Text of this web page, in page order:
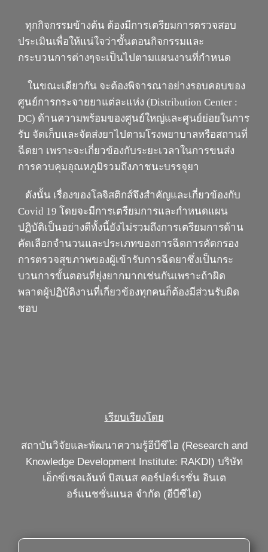
ทุกกิจกรรมข้างต้น ต้องมีการเตรียมการตรวจสอบ
ประเมินเพื่อให้แน่ใจว่าขั้นตอนกิจกรรมและ
กระบวนการต่างๆจะเป็นไปตามแผนงานที่กำหนด
ในขณะเดียวกัน จะต้องพิจารณาอย่างรอบคอบของ
ศูนย์การกระจายยาแต่ละแห่ง (Distribution Center :
DC) ด้านความพร้อมของศูนย์ใหญ่และศูนย์ย่อยในการ
รับ จัดเก็บและจัดส่งยาไปตามโรงพยาบาลหรือสถานที่
ฉีดยา เพราะจะเกี่ยวข้องกับระยะเวลาในการขนส่ง
การควบคุมอุณหภูมิรวมถึงภาชนะบรรจุยา
ดังนั้น เรื่องของโลจิสติกส์จึงสำคัญและเกี่ยวข้องกับ
Covid 19 โดยจะมีการเตรียมการและกำหนดแผน
ปฏิบัติเป็นอย่างดีทั้งนี้ยังไม่รวมถึงการเตรียมการด้าน
คัดเลือกจำนวนและประเภทของการฉีดการคัดกรอง
การตรวจสุขภาพของผู้เข้ารับการฉีดยาซึ่งเป็นกระ
บวนการขั้นตอนที่ยุ่งยากมากเช่นกันเพราะถ้าผิด
พลาดผู้ปฏิบัติงานที่เกี่ยวข้องทุกคนก็ต้องมีส่วนรับผิด
ชอบ
เรียบเรียงโดย
สถาบันวิจัยและพัฒนาความรู้อีบีซีไอ (Research and
Knowledge Development Institute: RAKDI) บริษัท
เอ็กซ์เซลเล้นท์ บิสเนส คอร์ปอร์เรชั่น อินเต
อร์แนชชั่นแนล จำกัด (อีบีซีไอ)